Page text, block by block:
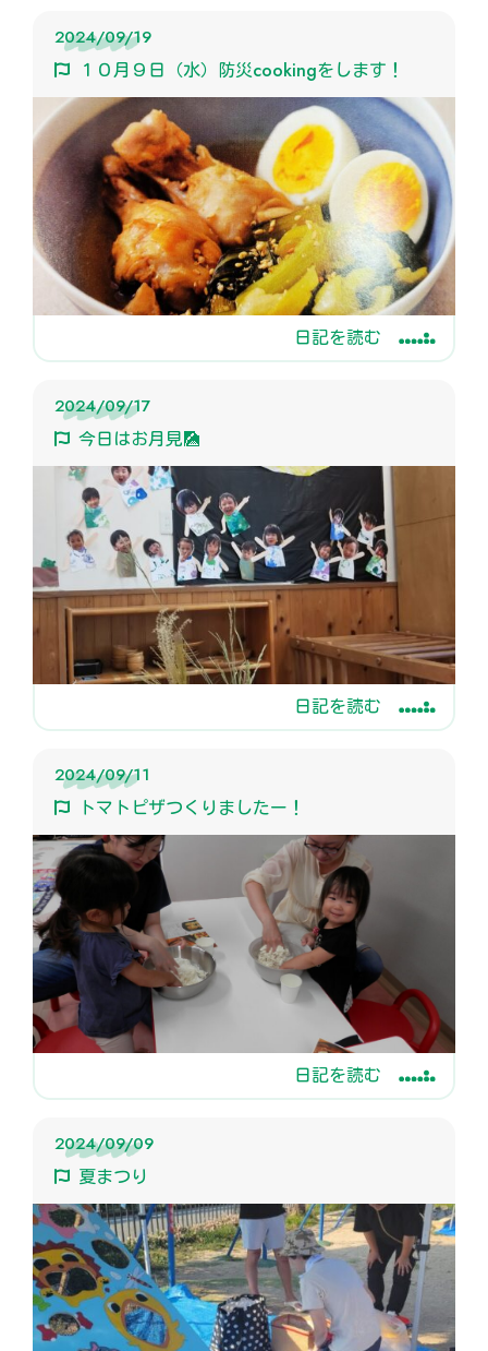
2024/09/19
１０月９日（水）防災cookingをします！
日記を読む
2024/09/17
今日はお月見🎑
日記を読む
2024/09/11
トマトピザつくりましたー！
日記を読む
2024/09/09
夏まつり